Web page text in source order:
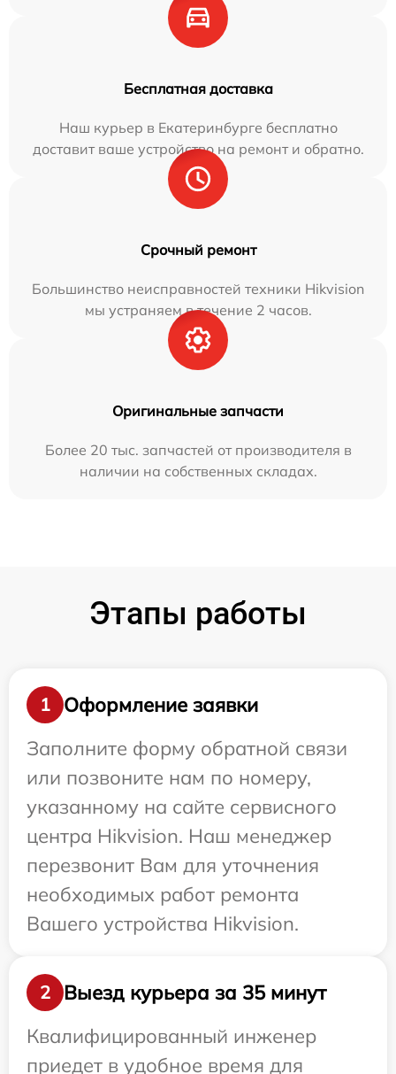
Бесплатная доставка
Наш курьер в Екатеринбурге бесплатно
доставит ваше устройство на ремонт и обратно.
Срочный ремонт
Большинство неисправностей техники Hikvision
мы устраняем в течение 2 часов.
Оригинальные запчасти
Более 20 тыс. запчастей от производителя в
наличии на собственных складах.
Этапы работы
1
Оформление заявки
Заполните форму обратной связи
или позвоните нам по номеру,
указанному на сайте сервисного
центра Hikvision. Наш менеджер
перезвонит Вам для уточнения
необходимых работ ремонта
Вашего устройства Hikvision.
2
Выезд курьера за 35 минут
Квалифицированный инженер
приедет в удобное время для